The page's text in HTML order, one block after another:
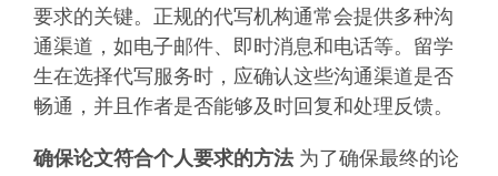
要求的关键。正规的代写机构通常会提供多种沟
通渠道，如电子邮件、即时消息和电话等。留学
生在选择代写服务时，应确认这些沟通渠道是否
畅通，并且作者是否能够及时回复和处理反馈。
确保论文符合个人要求的方法为了确保最终的论